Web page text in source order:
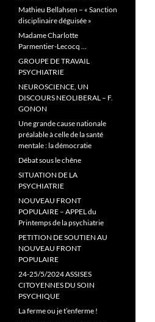
Mathieu Bellahsen – « Sanction
disciplinaire déguisée »
Madame Charlotte
Parmentier-Lecocq …
GROUPE DE TRAVAIL
PSYCHIATRIE
NEUROSCIENCE, UN
DISCOURS NEOLIBERAL – F.
GONON
Une grande cause nationale
préalable à celle de la santé
mentale : la démocratie
Débat sous le chêne
SITUATION DE LA
PSYCHIATRIE
NOUVEAU FRONT
POPULAIRE – APPEL du
Printemps de la psychiatrie
PETITION DE SOUTIEN AU
NOUVEAU FRONT
POPULAIRE
24-25/5/2024 ASSISES
CITOYENNES DU SOIN
PSYCHIQUE
La ferme ou je t’enferme !